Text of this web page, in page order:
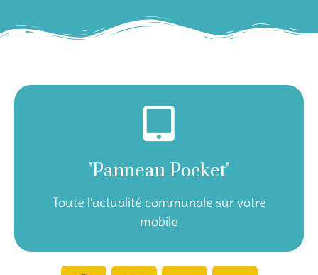
"Panneau Pocket"
Toute l'actualité communale sur votre
mobile
Télécharger l'application
Cliquez ici